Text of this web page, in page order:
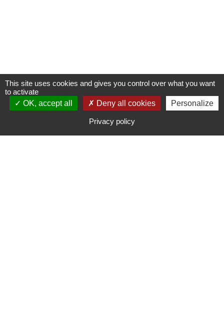
Suivant la formule choisienous remboursons
tout ou partiedes compléments à charge
sur vos dépenses dentaire, d’optique ou
encore d’hospitalisation.
This site uses cookies and gives you control over what you want
to activate
OK, accept all
Deny all cookies Personalize
Privacy policy